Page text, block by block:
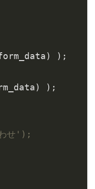
);
);
せ');